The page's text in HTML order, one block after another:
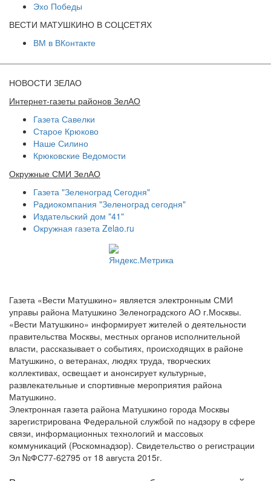
Эхо Победы
ВЕСТИ МАТУШКИНО В СОЦСЕТЯХ
ВМ в ВКонтакте
НОВОСТИ ЗЕЛАО
Интернет-газеты районов ЗелАО
Газета Савелки
Старое Крюково
Наше Силино
Крюковские Ведомости
Окружные СМИ ЗелАО
Газета "Зеленоград Сегодня"
Радиокомпания "Зеленоград сегодня"
Издательский дом "41"
Окружная газета Zelao.ru
Газета «Вести Матушкино» является электронным СМИ
управы района Матушкино Зеленоградского АО г.Москвы.
«Вести Матушкино» информирует жителей о деятельности
правительства Москвы, местных органов исполнительной
власти, рассказывает о событиях, происходящих в районе
Матушкино, о ветеранах, людях труда, творческих
коллективах, освещает и анонсирует культурные,
развлекательные и спортивные мероприятия района
Матушкино.
Электронная газета района Матушкино города Москвы
зарегистрирована Федеральной службой по надзору в сфере
связи, информационных технологий и массовых
коммуникаций (Роскомнадзор). Свидетельство о регистрации
Эл №ФС77-62795 от 18 августа 2015г.